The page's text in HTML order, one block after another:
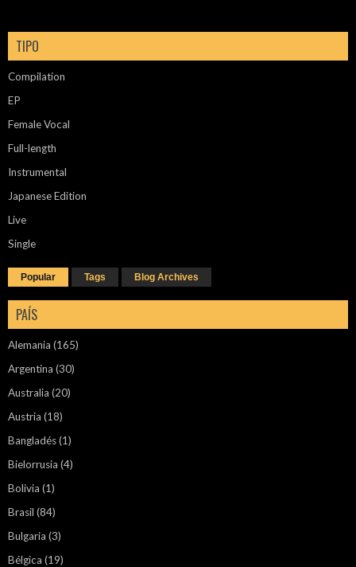
TIPO
Compilation
EP
Female Vocal
Full-length
Instrumental
Japanese Edition
Live
Single
Popular Tags Blog Archives
PAÍS
Alemania (165)
Argentina (30)
Australia (20)
Austria (18)
Bangladés(1)
Bielorrusia (4)
Bolivia (1)
Brasil (84)
Bulgaria (3)
Bélgica (19)